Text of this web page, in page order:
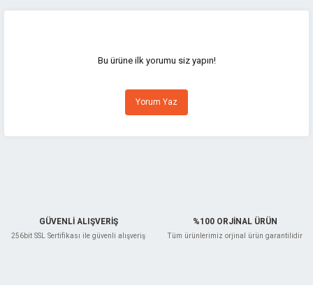
Görüş ve önerileriniz için teşekkür ederiz.
Ürün resmi kalitesiz, bozuk veya görüntülenemiyor.
Ürün açıklamasında eksik bilgiler bulunuyor.
Bu ürüne ilk yorumu siz yapın!
Yorum Yaz
GÜVENLİ ALIŞVERİŞ
256bit SSL Sertifikası ile güvenli alışveriş
%100 ORJİNAL ÜRÜN
Tüm ürünlerimiz orjinal ürün garantilidir